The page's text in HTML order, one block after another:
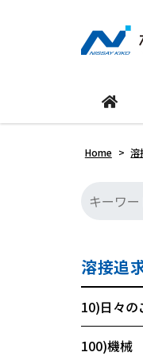
Home > 溶
溶接追
10)日々の
100)機械